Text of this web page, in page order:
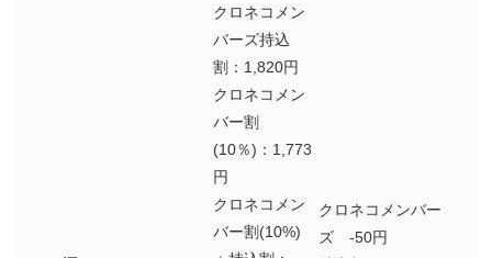
クロネコメン
バーズ持込
割：1,820円
クロネコメン
バー割
(10％)：1,773
円
クロネコメン
バー割(10%)
クロネコメンバー
ズ -50円